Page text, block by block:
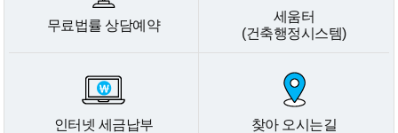
무료법률 상담예약
세움터
(건축행정시스템)
인터넷 세금납부 찾아 오시는길